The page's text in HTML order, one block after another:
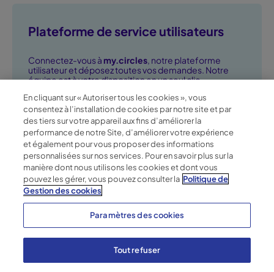
Plateforme de service utilisateurs
Connectez-vous à my.circles, notre plateforme
utilisateur et déposez toutes vos demandes. Notre
équipe est à votre disposition en un seul clic.
Accédez à la plateforme utilisateurs ➞
Politique de confidentialité
Paramètres des cookies
Politique gestion des cookies
En cliquant sur « Autoriser tous les cookies », vous
consentez à l’installation de cookies par notre site et par
des tiers sur votre appareil aux fins d’améliorer la
performance de notre Site, d’améliorer votre expérience
et également pour vous proposer des informations
personnalisées sur nos services. Pour en savoir plus sur la
manière dont nous utilisons les cookies et dont vous
pouvez les gérer, vous pouvez consulter la Politique de
Gestion des cookies
Paramètres des cookies
Tout refuser